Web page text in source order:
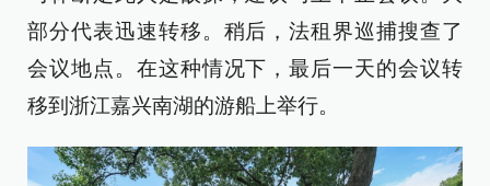
部分代表迅速转移。稍后，法租界巡捕搜查了
会议地点。在这种情况下，最后一天的会议转
移到浙江嘉兴南湖的游船上举行。